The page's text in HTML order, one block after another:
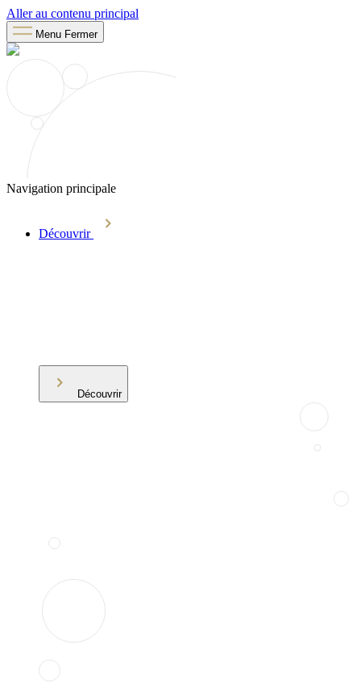
Aller au contenu principal
Menu Fermer
Navigation principale
Découvrir
Découvrir